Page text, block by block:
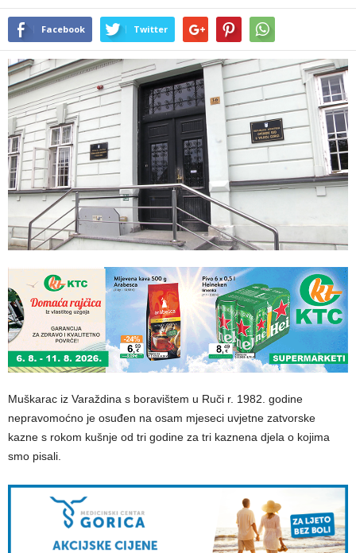
Facebook Twitter
Muškarac iz Varaždina s boravištem u Ruči r. 1982. godine
nepravomoćno je osuđen na osam mjeseci uvjetne zatvorske
kazne s rokom kušnje od tri godine za tri kaznena djela o kojima
smo pisali.